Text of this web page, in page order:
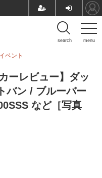
menu
search
ーレビュー】ダッ
バン / ブルーバー
など［写真
ベント